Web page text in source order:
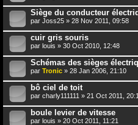
Siège du conducteur
par Joss25 » 28 Nov 2011, 09:58
cuir gris souris
par louis » 30 Oct 2010, 12:48
Schémas des sièges
par Tronic » 28 Jan 2006, 21:10
bô ciel de toit
par charly111111 » 21 Oct 2011,
boule levier de vitesse
par louis » 20 Oct 2011, 11:21